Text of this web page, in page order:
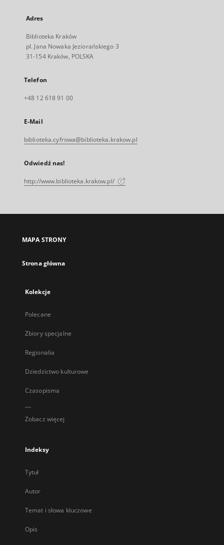
Adres
Biblioteka Kraków
pl. Jana Nowaka Jeziorańskiego 3
31-154 Kraków, POLSKA
Telefon
+48 12 618 91 00
E-Mail
biblioteka.cyfrowa@biblioteka.krakow.pl
Odwiedź nas!
http://www.biblioteka.krakow.pl/
MAPA STRONY
Strona główna
Kolekcje
Polecane
Zbiory specjalne
Regionalia
Dziedzictwo kulturowe
Czasopisma
...
Zobacz więcej
Indeksy
Tytuł
Autor
Temat i słowa kluczowe
Opis